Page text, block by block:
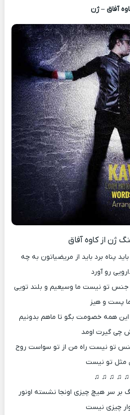
آفاق – ژن
ژن از کاوه آفاق
پناه برد باید از مریضیاتون به چه
رو آورد
تو نیست ما وسیعیم و بلند تویی
پست و هیز
این همه خصومت بگو تا ماهم بدونیم
چی گیرت اومد
تو نیست راه من از تو سواست روح
مثل تو نیست
♫ ♫ ♫ ♫ ♫
سر هیچ چیزی اونجا نشسته اونور
چیزی نیست